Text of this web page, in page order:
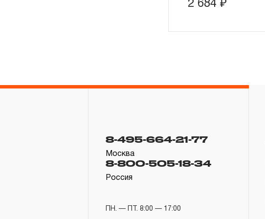
2 684 ₽
8-495-664-21-77
Москва
8-800-505-18-34
Россия
ПН. — ПТ. 8:00 — 17:00